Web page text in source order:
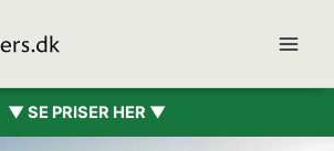
▼ SE PRISER HER ▼